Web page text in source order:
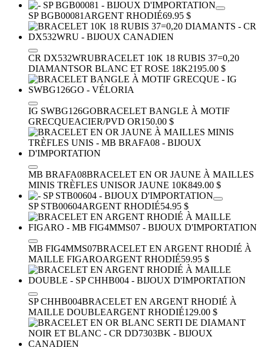
SP BGB00081 ARGENT RHODIÉ69.95 $
CR DX532WRUBRACELET 10K 18 RUBIS 37=0,20
DIAMANTSOR BLANC ET ROSE 18K2195.00 $
IG SWBG126GOBRACELET BANGLE À MOTIF
GRECQUEACIER/PVD OR150.00 $
MB BRAFA08BRACELET EN OR JAUNE À MAILLES
MINIS TRÈFLES UNISOR JAUNE 10K849.00 $
SP STB00604ARGENT RHODIÉ54.95 $
MB FIG4MMS07BRACELET EN ARGENT RHODIÉ À
MAILLE FIGAROARGENT RHODIÉ59.95 $
SP CHHB004BRACELET EN ARGENT RHODIÉ À
MAILLE DOUBLEARGENT RHODIÉ129.00 $